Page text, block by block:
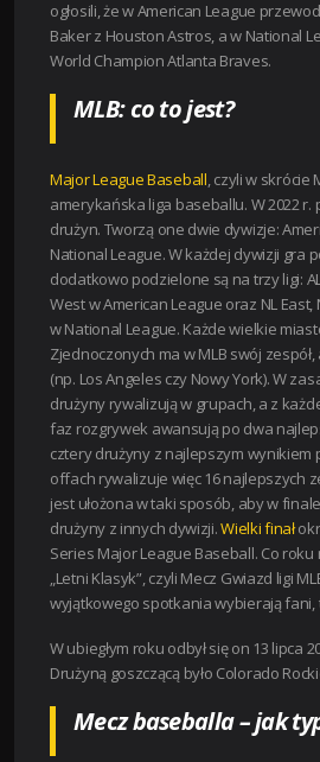
ogłosili, że w American League
Baker z Houston Astros, a w National
World Champion Atlanta Braves.
MLB: co to jest?
Major League Baseball, czyli w skrócie
amerykańska liga baseballu. W 2022 r.
drużyn. Tworzą one dwie dywizje:
National League. W każdej dywizji gra
dodatkowo podzielone są na trzy ligi:
West w American League oraz NL East,
w National League. Każde wielkie
Zjednoczonych ma w MLB swój
(np. Los Angeles czy Nowy York). W
drużyny rywalizują w grupach, a z
faz rozgrywek awansują po dwa
cztery drużyny z najlepszym wynikiem
offach rywalizuje więc 16 najlepszych
jest ułożona w taki sposób, aby w
drużyny z innych dywizji.Wielki finał
Series Major League Baseball. Co
„Letni Klasyk”, czyli Mecz Gwiazd ligi
wyjątkowego spotkania wybierają
W ubiegłym roku odbył się on 13 lipca
Drużyną goszczącą było Colorado
Mecz baseballa – jak